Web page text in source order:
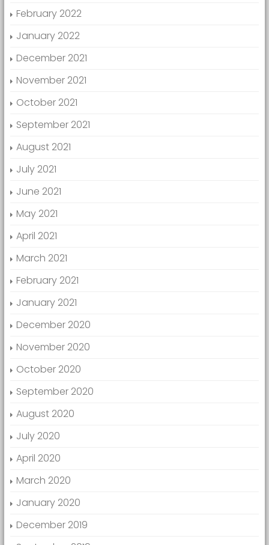
February 2022
January 2022
December 2021
November 2021
October 2021
September 2021
August 2021
July 2021
June 2021
May 2021
April 2021
March 2021
February 2021
January 2021
December 2020
November 2020
October 2020
September 2020
August 2020
July 2020
April 2020
March 2020
January 2020
December 2019